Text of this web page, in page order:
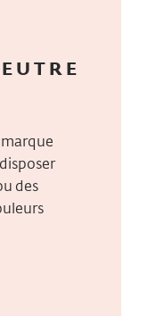
des